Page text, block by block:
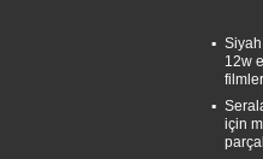
12w
için